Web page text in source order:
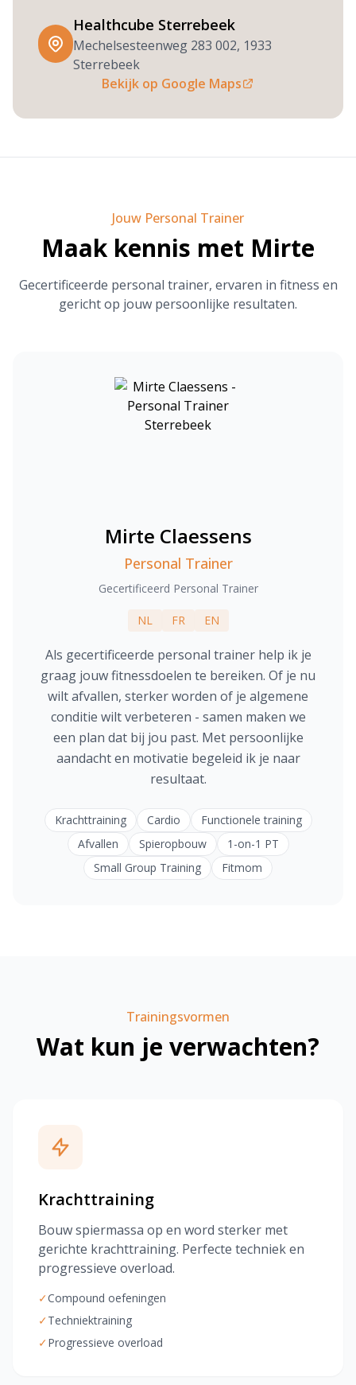
Healthcube Sterrebeek
Mechelsesteenweg 283 002, 1933
Sterrebeek
Bekijk op Google Maps
Jouw Personal Trainer
Maak kennis met Mirte
Gecertificeerde personal trainer, ervaren in fitness en
gericht op jouw persoonlijke resultaten.
Mirte Claessens
Personal Trainer
Gecertificeerd Personal Trainer
NL FR EN
Als gecertificeerde personal trainer help ik je
graag jouw fitnessdoelen te bereiken. Of je nu
wilt afvallen, sterker worden of je algemene
conditie wilt verbeteren - samen maken we
een plan dat bij jou past. Met persoonlijke
aandacht en motivatie begeleid ik je naar
resultaat.
Krachttraining Cardio
Functionele training
Afvallen
Spieropbouw
1-on-1 PT
Small Group Training
Fitmom
Trainingsvormen
Wat kun je verwachten?
Krachttraining
Bouw spiermassa op en word sterker met
gerichte krachttraining. Perfecte techniek en
progressieve overload.
✓Compound oefeningen
✓Techniektraining
✓Progressieve overload